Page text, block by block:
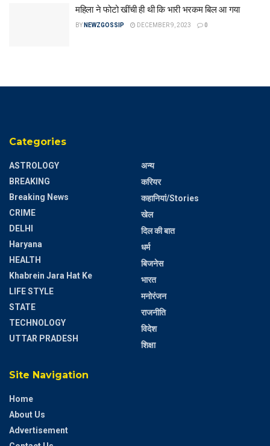
महिला ने फोटो खींची ही थी कि भारी भरकम बिल आ गया
BY NEWZGOSSIP DECEMBER 9, 2023 0
Categories
ASTROLOGY
BREAKING
Breaking News
CRIME
DELHI
Haryana
HEALTH
Khabrein Jara Hat Ke
LIFE STYLE
STATE
TECHNOLOGY
UTTAR PRADESH
अन्य
करियर
कहानियां/Stories
खेल
दिल की बात
धर्म
बिजनेस
भारत
मनोरंजन
राजनीति
विदेश
शिक्षा
Site Navigation
Home
About Us
Advertisement